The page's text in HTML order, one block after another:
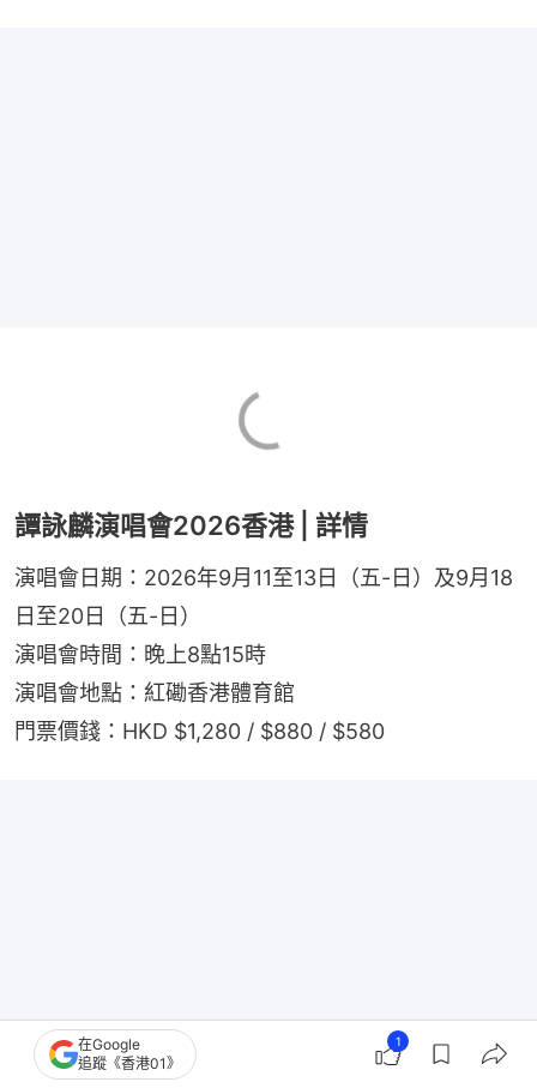
譚詠麟演唱會2026香港 | 詳情
演唱會日期：2026年9月11至13日（五-日）及9月18
日至20日（五-日）
演唱會時間：晚上8點15時
演唱會地點：紅磡香港體育館
門票價錢：HKD $1,280 / $880 / $580
在Google
追蹤《香港01》
1